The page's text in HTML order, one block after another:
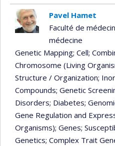
Pavel Hamet
Faculté de
médecine
Genetic Mapping; Cell;
Chromosome (Living
Structure / Organization;
Compounds; Genetic
Disorders; Diabetes;
Gene Regulation and
Organisms); Genes;
Genetics; Complex Trait